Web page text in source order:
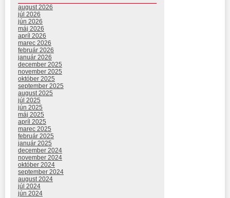
august 2026
júl 2026
jún 2026
máj 2026
apríl 2026
marec 2026
február 2026
január 2026
december 2025
november 2025
október 2025
september 2025
august 2025
júl 2025
jún 2025
máj 2025
apríl 2025
marec 2025
február 2025
január 2025
december 2024
november 2024
október 2024
september 2024
august 2024
júl 2024
jún 2024